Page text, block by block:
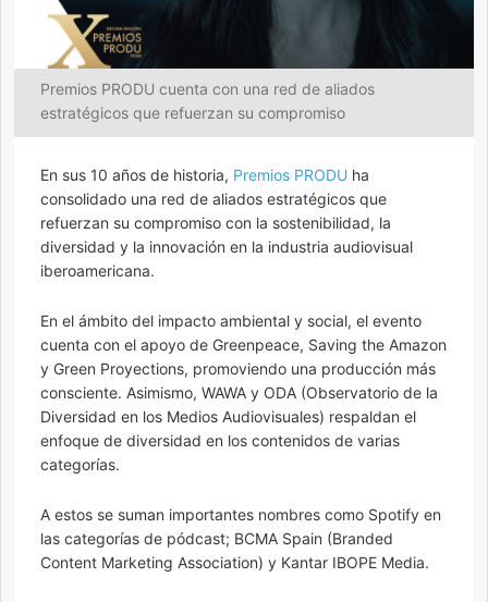
Premios PRODU cuenta con una red de aliados
estratégicos que refuerzan su compromiso
En sus 10 años de historia, Premios PRODU ha
consolidado una red de aliados estratégicos que
refuerzan su compromiso con la sostenibilidad, la
diversidad y la innovación en la industria audiovisual
iberoamericana.
En el ámbito del impacto ambiental y social, el evento
cuenta con el apoyo de Greenpeace, Saving the Amazon
y Green Proyections, promoviendo una producción más
consciente. Asimismo, WAWA y ODA (Observatorio de la
Diversidad en los Medios Audiovisuales) respaldan el
enfoque de diversidad en los contenidos de varias
categorías.
A estos se suman importantes nombres como Spotify en
las categorías de pódcast; BCMA Spain (Branded
Content Marketing Association) y Kantar IBOPE Media.